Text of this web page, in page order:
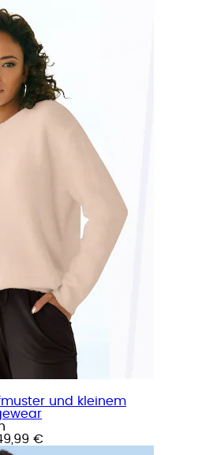
und kleinem
€